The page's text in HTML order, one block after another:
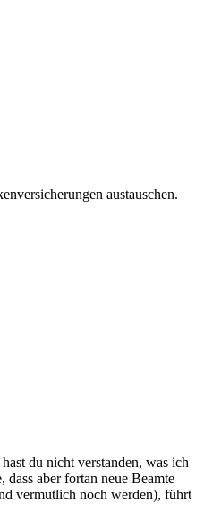
austauschen.
du nicht verstanden, was ich
aber fortan neue Beamte
vermutlich noch werden), führt